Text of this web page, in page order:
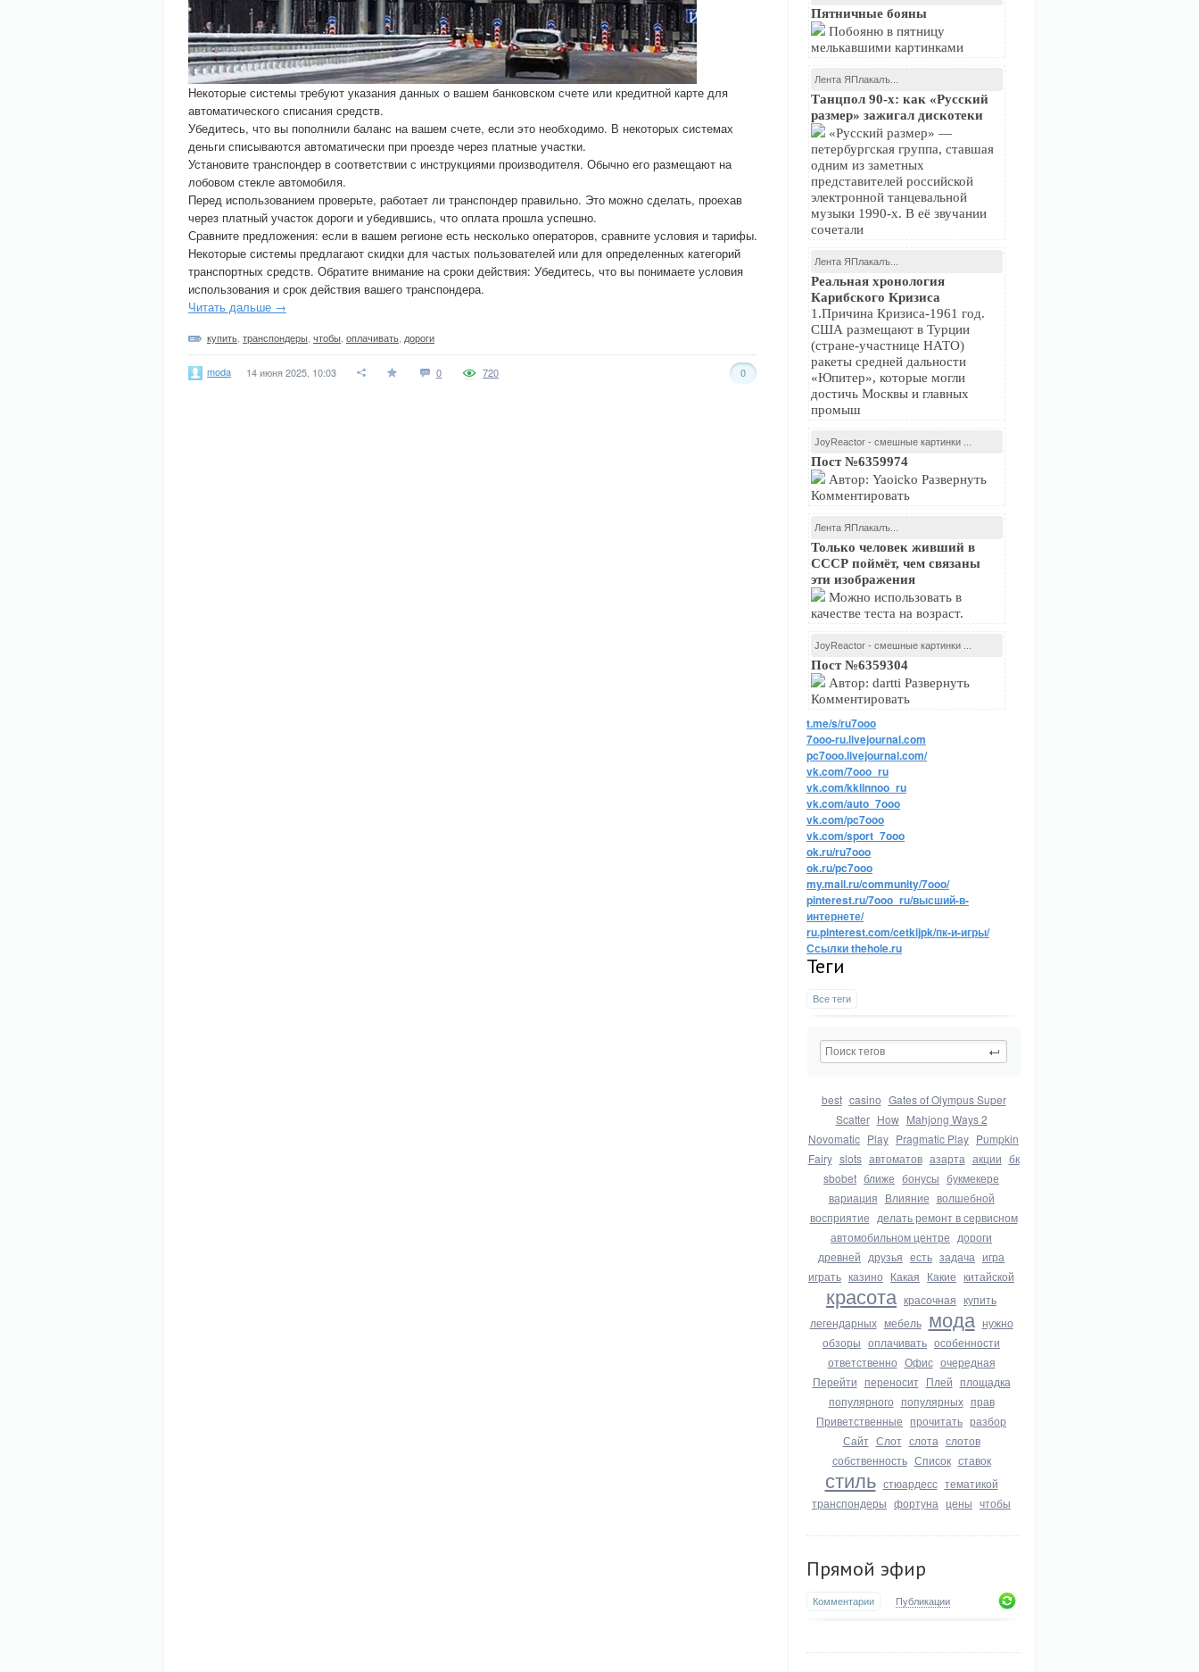
Пятничные бояны
Побояню в пятницу
мелькавшими картинками
Лента ЯПлакалъ...
Танцпол 90-х: как «Русский
размер» зажигал дискотеки
«Русский размер» —
петербургская группа, ставшая
одним из заметных
представителей российской
электронной танцевальной
музыки 1990-х. В её звучании
сочетали
Лента ЯПлакалъ...
Реальная хронология
Карибского Кризиса
1.Причина Кризиса-1961 год.
США размещают в Турции
(стране-участнице НАТО)
ракеты средней дальности
«Юпитер», которые могли
достичь Москвы и главных
промыш
JoyReactor - смешные картинки ...
Пост №6359974
Автор: Yaoicko Развернуть
Комментировать
Лента ЯПлакалъ...
Только человек живший в
СССР поймёт, чем связаны
эти изображения
Можно использовать в
качестве теста на возраст.
JoyReactor - смешные картинки ...
Пост №6359304
Автор: dartti Развернуть
Комментировать
t.me/s/ru7ooo
7ooo-ru.livejournal.com
pc7ooo.livejournal.com/
vk.com/7ooo_ru
vk.com/kkiinnoo_ru
vk.com/auto_7ooo
vk.com/pc7ooo
vk.com/sport_7ooo
ok.ru/ru7ooo
ok.ru/pc7ooo
my.mail.ru/community/7ooo/
pinterest.ru/7ooo_ru/высший-в-
интернете/
ru.pinterest.com/cetkijpk/пк-и-игры/
Ссылки thehole.ru
Теги
Все теги
best casino Gates of Olympus Super
Scatter How Mahjong Ways 2
Novomatic Play Pragmatic Play Pumpkin
Fairy slots автоматов азарта акции бк
sbobet ближе бонусы букмекере
вариация Влияние волшебной
восприятие делать ремонт в сервисном
автомобильном центре дороги
древней друзья есть задача игра
играть казино Какая Какие китайской
красота красочная купить
легендарных мебель мода нужно
обзоры оплачивать особенности
ответственно Офис очередная
Перейти переносит Плей площадка
популярного популярных прав
Приветственные прочитать разбор
Сайт Слот слота слотов
собственность Список ставок
стиль стюардесс тематикой
транспондеры фортуна цены чтобы
Прямой эфир
Комментарии Публикации
Некоторые системы требуют указания данных о вашем банковском счете или кредитной карте для
автоматического списания средств.
Убедитесь, что вы пополнили баланс на вашем счете, если это необходимо. В некоторых системах
деньги списываются автоматически при проезде через платные участки.
Установите транспондер в соответствии с инструкциями производителя. Обычно его размещают на
лобовом стекле автомобиля.
Перед использованием проверьте, работает ли транспондер правильно. Это можно сделать, проехав
через платный участок дороги и убедившись, что оплата прошла успешно.
Сравните предложения: если в вашем регионе есть несколько операторов, сравните условия и тарифы.
Некоторые системы предлагают скидки для частых пользователей или для определенных категорий
транспортных средств. Обратите внимание на сроки действия: Убедитесь, что вы понимаете условия
использования и срок действия вашего транспондера.
Читать дальше →
купить транспондеры чтобы оплачивать дороги
moda 14 июня 2025, 10:03 0 0
720